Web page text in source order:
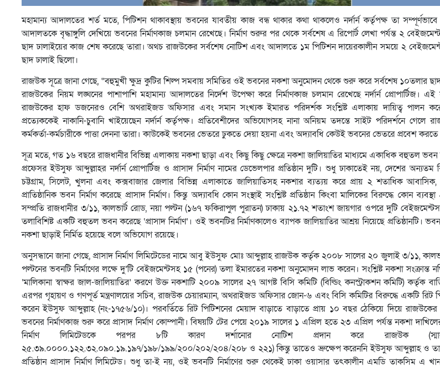
মহামান্য আদালতের শর্ত মতে, পিটিশন থাকাবস্থায় ভবনের যাবতীয় কাজ বন্ধ থাকার কথা থাকলেও নর্দার্ন কর্তৃপক্ষ তা
আদালতকে বৃদ্ধাঙ্গুলি দেখিয়ে ভবনের নির্মাণকাজ চলমান রেখেছে। নির্মাণ শুরুর পর থেকে সর্বশেষ এ রিপোর্ট লেখা পর্যন্ত ২
ছাদ ঢালাইয়ের কাজ শেষ করেছে তারা। অথচ রাজউকের সর্বশেষ নোটিশ এবং আদালতে ১ম পিটিশন দায়েরকালীন সময়ে ২
ছাদ ঢালাই ছিলো।
রাজউক সূত্রে জানা গেছে, “বহুমুখী ক্ষুদ্র কুটির শিল্প সমবায় সমিতির ওই ভবনের নকশা অনুমোদন থেকে শুরু করে সর্বশেষ ১০তলার ছাদ
রাজউকের নিয়ম লঙ্ঘনের পাশাপাশি মহামান্য আদালতের নির্দেশ উপেক্ষা করে নির্মাণকাজ চলমান রেখেছে নর্দার্ন প্রোপার্টিজ।
রাজউকের হাফ ডজনেরও বেশি অথরাইজড অফিসার এবং সমান সংখ্যক ইমারত পরিদর্শক সংশ্লিষ্ট এলাকায় দায়িত্ব পালন
প্রত্যেককেই নাকানি-চুবানি খাইয়েছেন নর্দার্ন কর্তৃপক্ষ। প্রতিবেশীদের অভিযোগসহ নানা অনিয়ম তদন্তে সাইট পরিদর্শনে গেলে
কর্মকর্তা-কর্মচারীকে পাত্তা দেননা তারা। কাউকেই ভবনের ভেতরে ঢুকতে দেয়া হয়না এবং অদ্যাবধি কেউই ভবনের ভেতরে প্রবেশ করতে
সূত্র মতে, গত ১৬ বছরে রাজধানীর বিভিন্ন এলাকায় নকশা ছাড়া এবং কিছু কিছু ক্ষেত্রে নকশা জালিয়াতির মাধ্যমে একাধিক বহুতল ভবন
প্রফেসর ইউসুফ আব্দুল্লাহর নর্দার্ন প্রোপার্টিজ ও প্রাসাদ নির্মাণ নামের ডেভেলপার প্রতিষ্ঠান দুটি। শুধু ঢাকাতেই নয়, দেশের অন্যতম
চট্টগ্রাম, সিলেট, খুলনা এবং কক্সবাজার জেলার বিভিন্ন এলাকাতে জালিয়াতিসহ নকশার ব্যত্যয় করে প্রায় ২ শতাধিক আবাসিক,
প্রাতিষ্ঠানিক ভবন নির্মাণ করেছে প্রাসাদ নির্মাণ। কিন্তু অদ্যাবধি কোন সংস্থাই সংশ্লিষ্ট প্রতিষ্ঠান কিংবা মালিকের বিরুদ্ধে কোন
সম্প্রতি রাজধানীর ৩/১১, কালভার্ট রোড, নয়া পল্টন (১৬৭ ফকিরাপুল পুরাতন) ঢাকায় ২১.৭২ শতাংশ জায়গার ওপরে দুটি
তলাবিশিষ্ট একটি বহুতল ভবন করেছে ‘প্রাসাদ নির্মাণ’। ওই ভবনটির নির্মাণকালেও ব্যাপক জালিয়াতির আশ্রয় নিয়েছে প্রতিষ্ঠানটি।
নকশা ছাড়াই নির্মিত হয়েছে বলে অভিযোগ রয়েছে।
অনুসন্ধানে জানা গেছে, প্রাসাদ নির্মাণ লিমিটেডের নামে আবু ইউসুফ মোঃ আব্দুল্লাহ রাজউক কর্তৃক ২০০৮ সালের ২০ জুলাই ৩/১১,
পল্টনের ভবনটি নির্মাণের লক্ষে দু’টি বেইজমেন্টসহ ১৫ (পনের) তলা ইমারতের নকশা অনুমোদন লাভ করেন। সংশ্লিষ্ট নকশা সংক্রান্ত
‘মালিকানা স্বাক্ষর জাল-জালিয়াতির’ করণে উক্ত নকশাটি ২০০৯ সালের ২৭ আগষ্ট বিসি কমিটি (বিল্ডিং কনস্ট্রাকশন কমিটি) কর্তৃক
এরপর গৃহায়ণ ও গণপূর্ত মন্ত্রণালয়ের সচিব, রাজউক চেয়ারম্যান, অথরাইজড অফিসার জোন-৬ এবং বিসি কমিটির বিরুদ্ধে একটি রিট
করেন ইউসুফ আব্দুল্লাহ (নং-১৭৫৬/১০)। পরবর্তিতে রিট পিটিশনের মেয়াদ বাড়াতে বাড়াতে প্রায় ১০ বছর ঠেকিয়ে দিয়ে
ভবনের নির্মাণকাজ শুরু করে প্রাসাদ নির্মাণ কোম্পানী। বিষয়টি টের পেয়ে ২০১৯ সালের ১ এপ্রিল হতে ২৩ এপ্রিল পর্যন্ত নকশা
নির্মাণ লিমিটেডকে পরপর ৮টি কারণ দর্শানোর নোটিশ প্রদান করে রাজউক
২৫.৩৯.০০০০.১২২.৩২.০৯০.১৯.১৯৭/১৯৮/১৯৯/২০০/২০২/২০৪/২০৮ ও ২২১) কিন্তু তাতেও ভ্রুক্ষেপ করেননি ইউসুফ আব্দুল্লাহ ও
প্রতিষ্ঠান প্রাসাদ নির্মাণ লিমিটেড। শুধু তা-ই নয়, ওই ভবনটি নির্মাণের শুরু থেকেই ঢাকা ওয়াসার তৎকালীন এমডি তাকসিম এ